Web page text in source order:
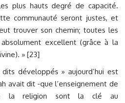
plus hauts degré de capacité.
communauté seront justes, et
trouver son chemin; toutes les
excellent (grâce à la
» [23]
développés » aujourd’hui est
avait dit -que l’enseignement de
la religion sont la clé au